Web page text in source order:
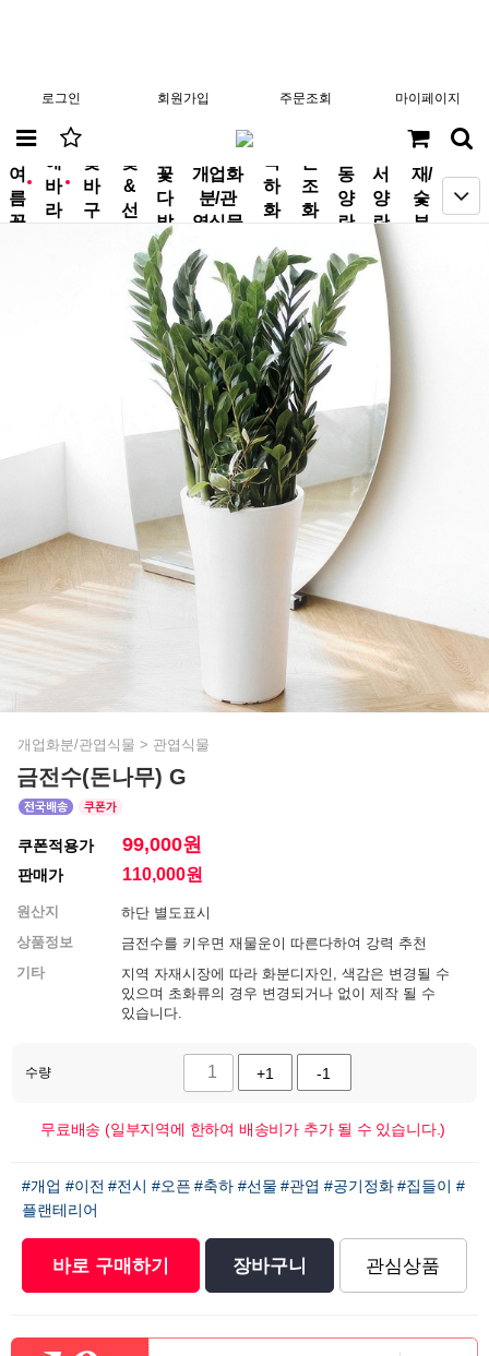
로그인 회원가입 주문조회 마이페이지
new
여
름
꽃
new
해
바
라
꽃
바
구
꽃
&
선
꽃
다
발
개업화
분/관
엽식물
축
하
화
근
조
화
동
양
란
서
양
란
분
재/
숯
부
개업화분/관엽식물 > 관엽식물
금전수(돈나무) G
쿠폰적용가 99,000원
판매가 110,000원
원산지
하단 별도표시
상품정보
금전수를 키우면 재물운이 따른다하여 강력 추천
기타
지역 자재시장에 따라 화분디자인, 색감은 변경될 수
있으며 초화류의 경우 변경되거나 없이 제작 될 수
있습니다.
수량 +1 -1
무료배송 (일부지역에 한하여 배송비가 추가 될 수 있습니다.)
#개업 #이전 #전시 #오픈 #축하 #선물 #관엽 #공기정화 #집들이 #
플랜테리어
바로 구매하기 장바구니 관심상품